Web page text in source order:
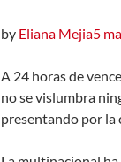
by Eliana Mejia5
A 24 horas de
no se vislumbra
presentando por la